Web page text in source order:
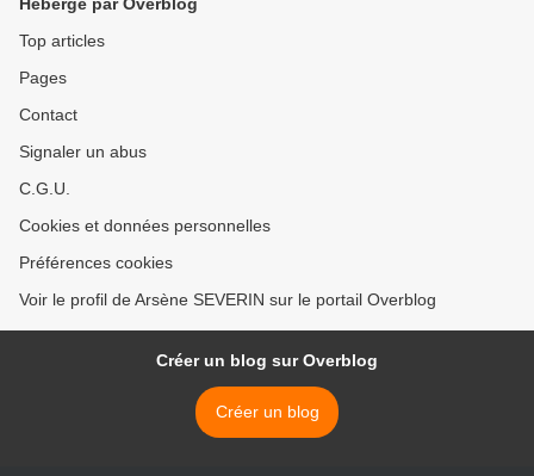
Top articles
Pages
Contact
Signaler un abus
C.G.U.
Cookies et données personnelles
Préférences cookies
Voir le profil de Arsène SEVERIN sur le portail Overblog
Créer un blog sur Overblog
Créer un blog